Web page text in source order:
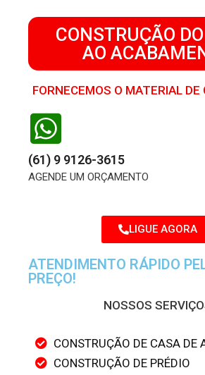
CONSTRUÇÃO
AO
FORNECEMOS O MATERIAL DE
(61) 9 9126-3615
AGENDE UM ORÇAMENTO
LIGUE AGORA
ATENDIMENTO RÁPIDO
PREÇO!
NOSSOS
CONSTRUÇÃO DE CASA DE
CONSTRUÇÃO DE PRÉDIO